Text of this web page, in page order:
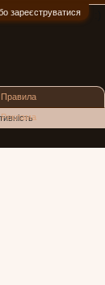
зареєструватися
Правила
Реклама